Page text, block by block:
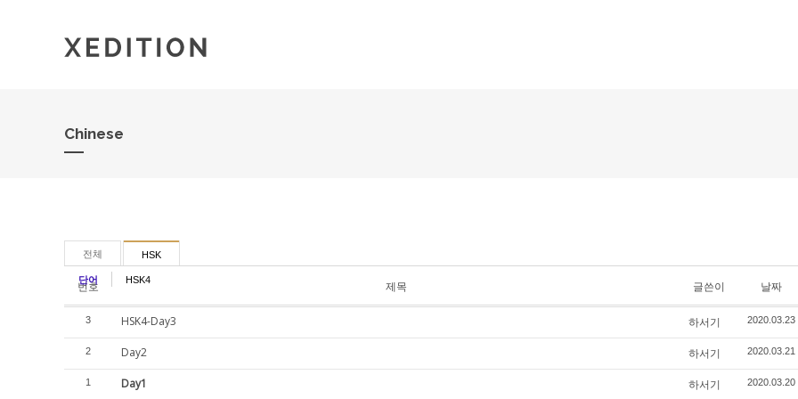
Chinese
전체 HSK
단어 HSK4
번호 제목 글쓴이 날짜
3 HSK4-Day3 하서기 2020.03.23
2 Day2 하서기 2020.03.21
1 Day1 하서기 2020.03.20